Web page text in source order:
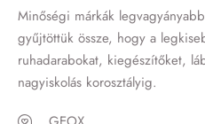
Minőségi márkák
gyűjtöttük össze, hogy a
ruhadarabokat, kiegészítőket,
nagyiskolás korosztályig.